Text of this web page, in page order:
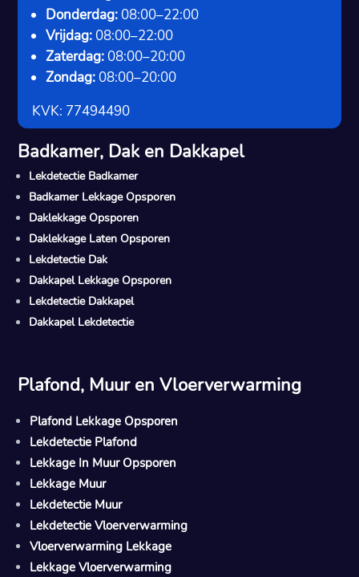
Donderdag: 08:00–22:00
Vrijdag: 08:00–22:00
Zaterdag: 08:00–20:00
Zondag: 08:00–20:00
KVK: 77494490
Badkamer, Dak en Dakkapel
Lekdetectie Badkamer
Badkamer Lekkage Opsporen
Daklekkage Opsporen
Daklekkage Laten Opsporen
Lekdetectie Dak
Dakkapel Lekkage Opsporen
Lekdetectie Dakkapel
Dakkapel Lekdetectie
Plafond, Muur en Vloerverwarming
Plafond Lekkage Opsporen
Lekdetectie Plafond
Lekkage In Muur Opsporen
Lekkage Muur
Lekdetectie Muur
Lekdetectie Vloerverwarming
Vloerverwarming Lekkage
Lekkage Vloerverwarming